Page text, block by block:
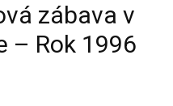
zábava v
– Rok 1996